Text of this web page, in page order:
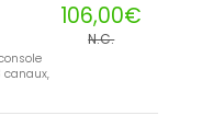
canaux,
106,00€
N.C.